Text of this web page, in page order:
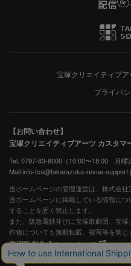
宝塚クリエイティブア
プライバ
【お問い合わせ】
宝塚クリエイティブアーツ カスタマ
Tel. 0797-83-6000（10:00〜18:00 月曜
Mail info-tca@takarazuka-revue-
当ホームページの管理運営は、株式会
当ホームページに掲載している情報に
することを固く禁止します。
また、阪急電鉄並びに宝塚歌劇団、宝
作物についても無断転載、複写等を禁じ
宝塚歌劇公式ホームページ